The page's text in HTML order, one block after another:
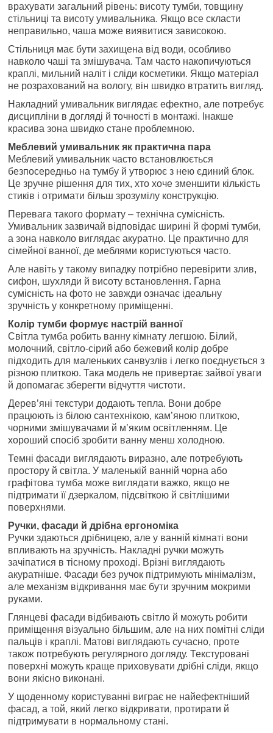
врахувати загальний рівень: висоту тумби, товщину
стільниці та висоту умивальника. Якщо все скласти
неправильно, чаша може виявитися зависокою.
Стільниця має бути захищена від води, особливо
навколо чаші та змішувача. Там часто накопичуються
краплі, мильний наліт і сліди косметики. Якщо матеріал
не розрахований на вологу, він швидко втратить вигляд.
Накладний умивальник виглядає ефектно, але потребує
дисципліни в догляді й точності в монтажі. Інакше
красива зона швидко стане проблемною.
Меблевий умивальник як практична пара
Меблевий умивальник часто встановлюється
безпосередньо на тумбу й утворює з нею єдиний блок.
Це зручне рішення для тих, хто хоче зменшити кількість
стиків і отримати більш зрозумілу конструкцію.
Перевага такого формату – технічна сумісність.
Умивальник зазвичай відповідає ширині й формі тумби,
а зона навколо виглядає акуратно. Це практично для
сімейної ванної, де меблями користуються часто.
Але навіть у такому випадку потрібно перевірити злив,
сифон, шухляди й висоту встановлення. Гарна
сумісність на фото не завжди означає ідеальну
зручність у конкретному приміщенні.
Колір тумби формує настрій ванної
Світла тумба робить ванну кімнату легшою. Білий,
молочний, світло-сірий або бежевий колір добре
підходить для маленьких санвузлів і легко поєднується з
різною плиткою. Така модель не привертає зайвої уваги
й допомагає зберегти відчуття чистоти.
Дерев’яні текстури додають тепла. Вони добре
працюють із білою сантехнікою, кам’яною плиткою,
чорними змішувачами й м’яким освітленням. Це
хороший спосіб зробити ванну менш холодною.
Темні фасади виглядають виразно, але потребують
простору й світла. У маленькій ванній чорна або
графітова тумба може виглядати важко, якщо не
підтримати її дзеркалом, підсвіткою й світлішими
поверхнями.
Ручки, фасади й дрібна ергономіка
Ручки здаються дрібницею, але у ванній кімнаті вони
впливають на зручність. Накладні ручки можуть
зачіпатися в тісному проході. Врізні виглядають
акуратніше. Фасади без ручок підтримують мінімалізм,
але механізм відкривання має бути зручним мокрими
руками.
Глянцеві фасади відбивають світло й можуть робити
приміщення візуально більшим, але на них помітні сліди
пальців і краплі. Матові виглядають сучасно, проте
також потребують регулярного догляду. Текстуровані
поверхні можуть краще приховувати дрібні сліди, якщо
вони якісно виконані.
У щоденному користуванні виграє не найефектніший
фасад, а той, який легко відкривати, протирати й
підтримувати в нормальному стані.